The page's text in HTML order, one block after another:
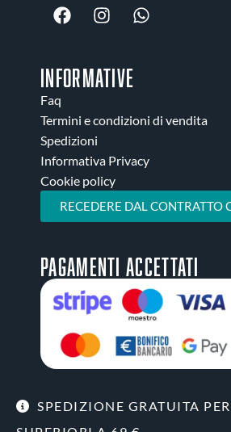
SPEDIZIONE GRATUITA
INFORMATIVE
Faq
Termini e condizioni di vendita
Spedizioni
Informativa Privacy
Cookie policy
RECEDERE DAL CONTRATTO
Pagamenti accettati
© Copyright 2026 | MALCO SRL Via del